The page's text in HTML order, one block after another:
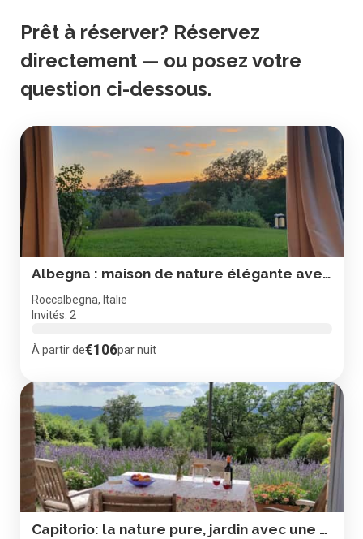
Prêt à réserver? Réservez
directement — ou posez votre
question ci-dessous.
Albegna : maison de nature élégante avec jardin et vue
Roccalbegna, Italie
Invités: 2
À partir de€106par nuit
Capitorio: la nature pure, jardin avec une vue magnifique